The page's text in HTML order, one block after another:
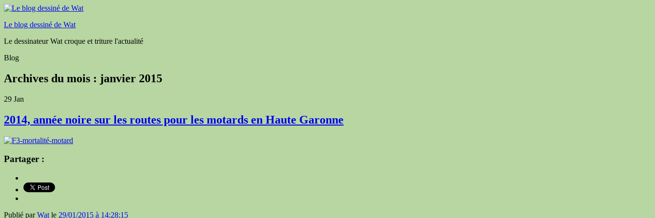
Le blog dessiné de Wat
Le dessinateur Wat croque et triture l'actualité
Blog
Archives du mois : janvier 2015
29 Jan
2014, année noire sur les routes pour les motards en Haute Garonne
Partager :
Publié parWat le 29/01/2015 à 14:28:15